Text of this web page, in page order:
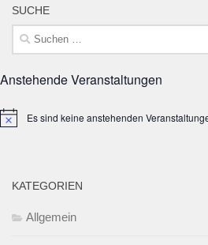
SUCHE
Suchen
nach:
Anstehende Veranstaltungen
HinweisEs sind keine anstehenden
KATEGORIEN
Allgemein